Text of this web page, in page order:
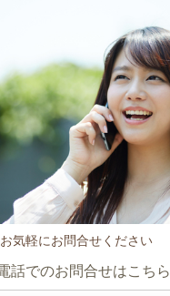
お気軽にお問合せください
話でのお問合せはこちら